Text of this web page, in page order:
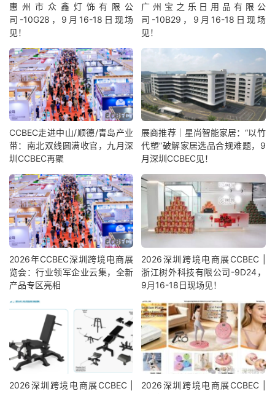
惠州市众鑫灯饰有限公
司-10G28，9月16-18日现场
见！
广州宝之乐日用品有限公
司-10B29，9月16-18日现场
见！
CCBEC走进中山/顺德/青岛产业
带：南北双线圆满收官，九月深
圳CCBEC再聚
展商推荐｜星尚智能家居：“以竹
代塑”破解家居选品合规难题，9
月深圳CCBEC见！
2026年CCBEC深圳跨境电商展
览会：行业领军企业云集，全新
产品专区亮相
2026深圳跨境电商展CCBEC |
浙江树外科技有限公司-9D24，
9月16-18日现场见！
2026深圳跨境电商展CCBEC |
2026深圳跨境电商展CCBEC |